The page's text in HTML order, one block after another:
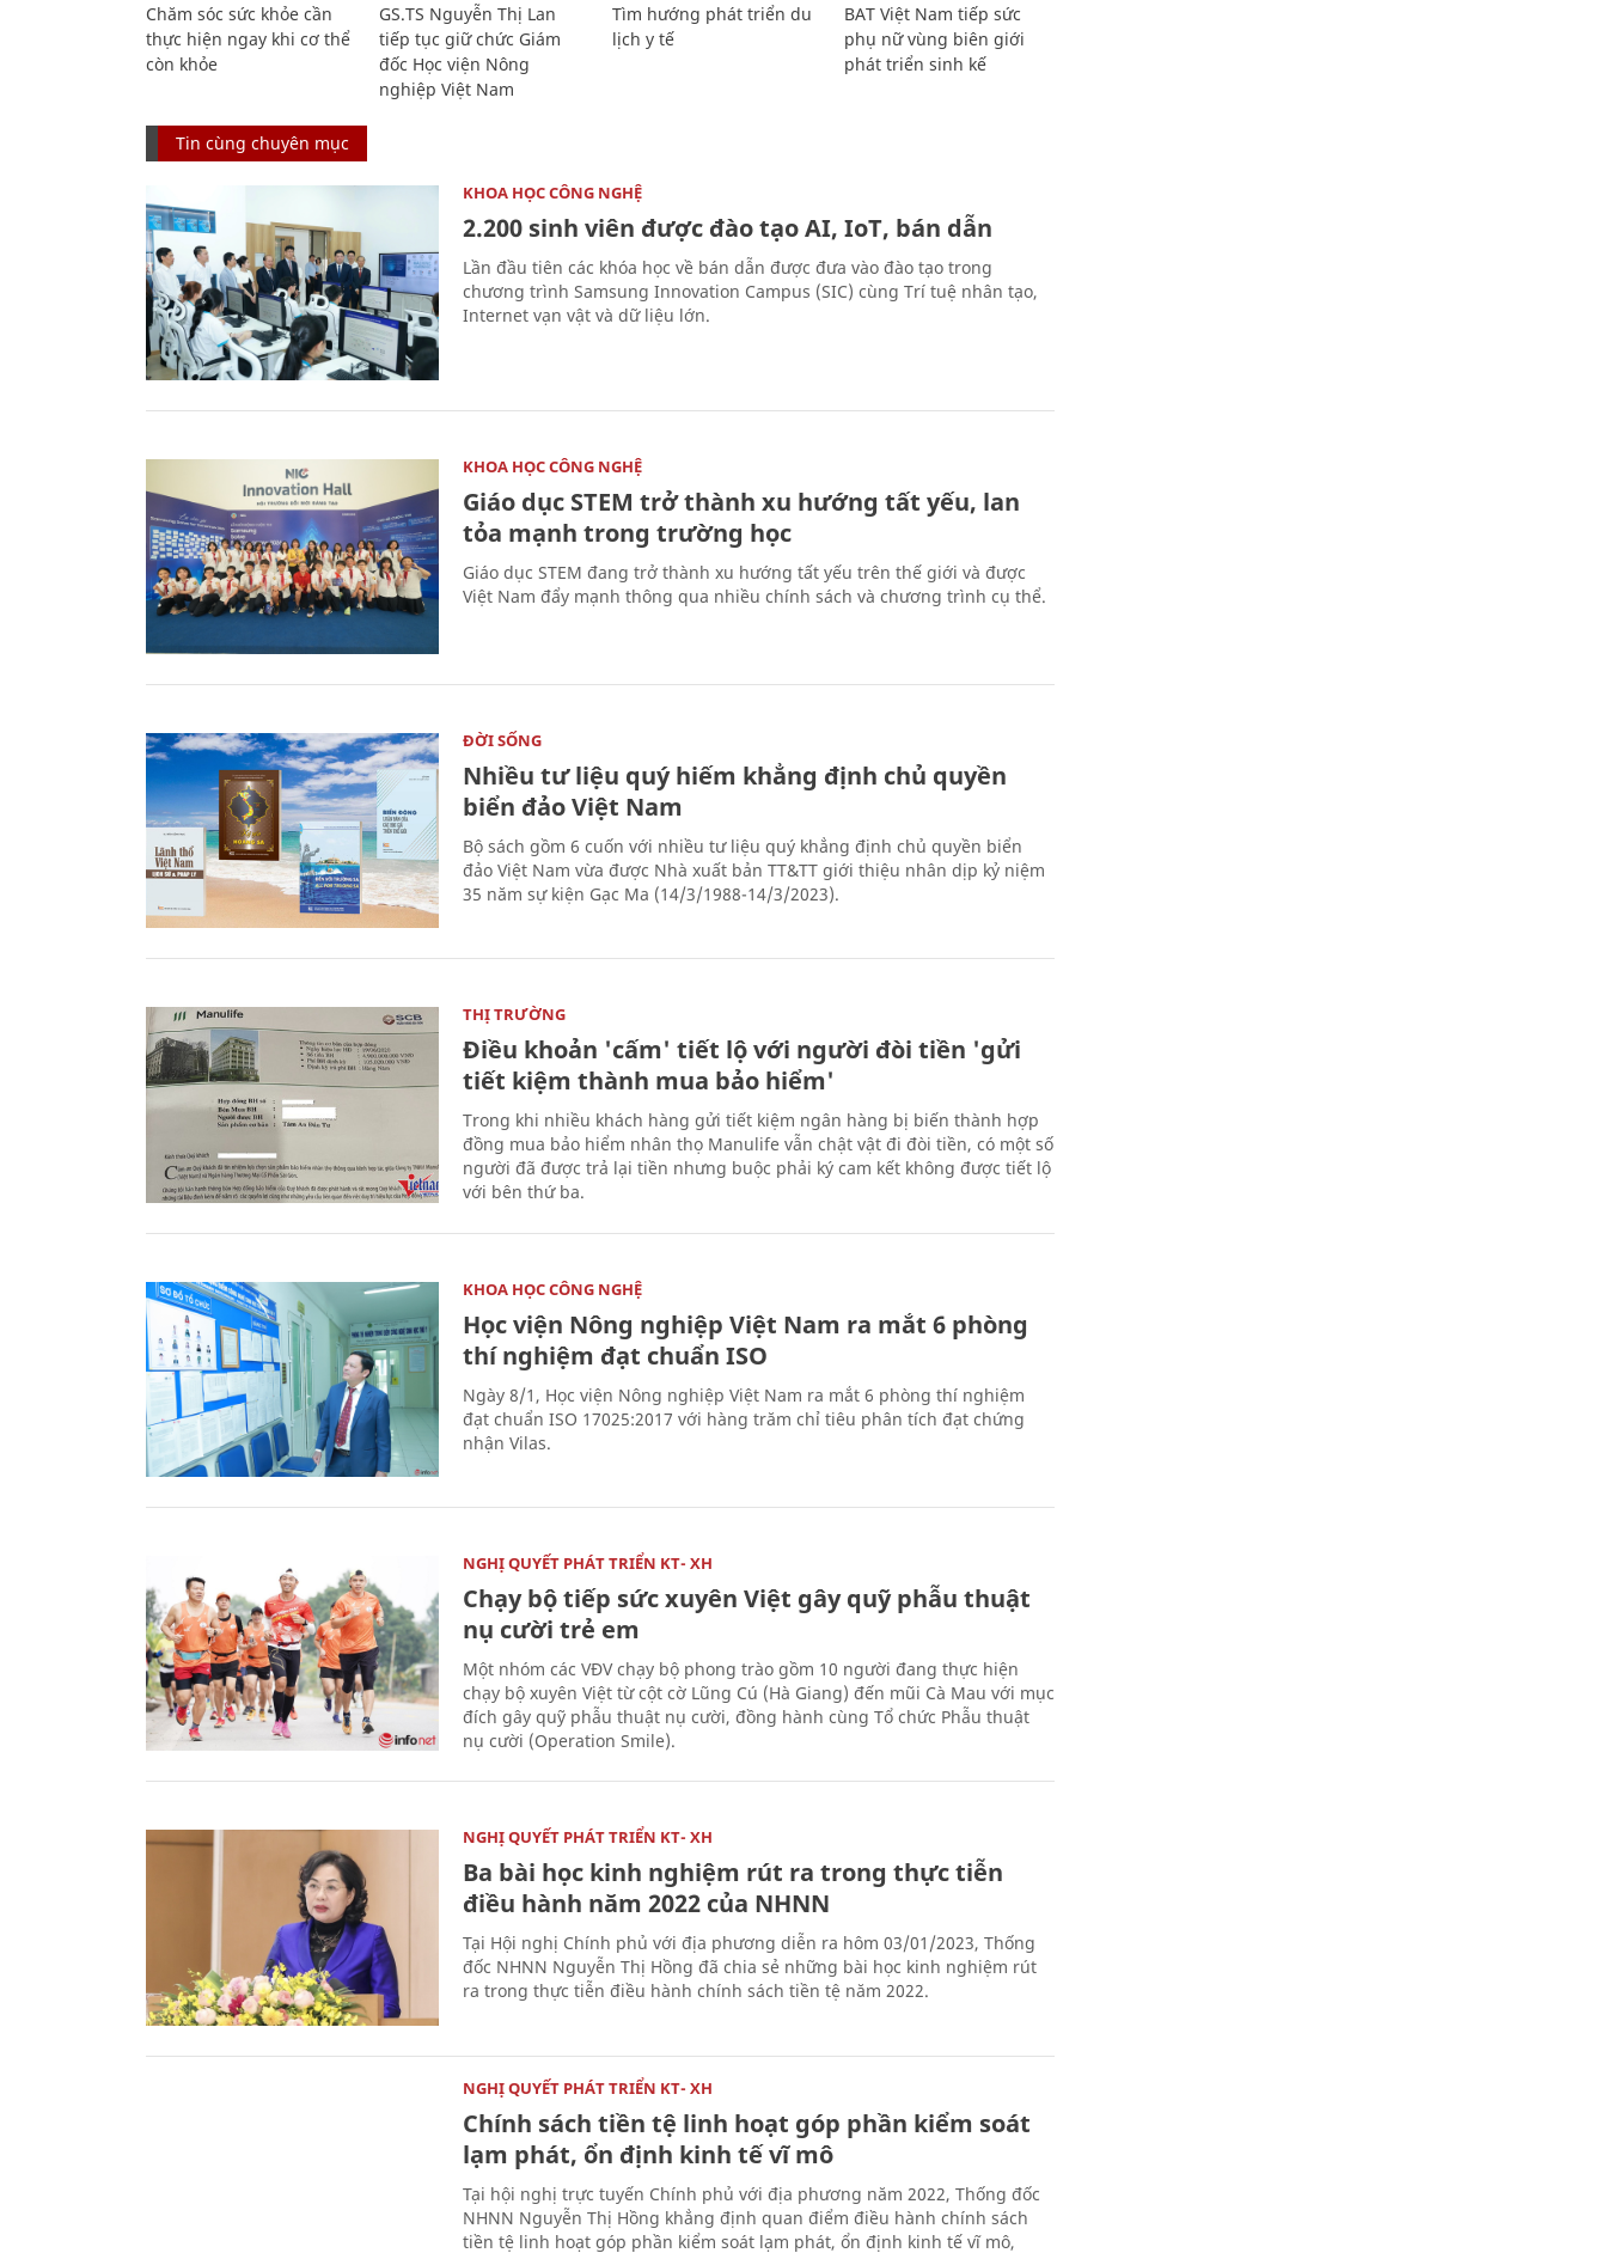
Chăm sóc sức khỏe cần
thực hiện ngay khi cơ thể
còn khỏe
GS.TS Nguyễn Thị Lan
tiếp tục giữ chức Giám
đốc Học viện Nông
nghiệp Việt Nam
Tìm hướng phát triển du
lịch y tế
BAT Việt Nam tiếp sức
phụ nữ vùng biên giới
phát triển sinh kế
Tin cùng chuyên mục
KHOA HỌC CÔNG NGHỆ
2.200 sinh viên được đào tạo AI, IoT, bán dẫn
Lần đầu tiên các khóa học về bán dẫn được đưa vào đào tạo trong
chương trình Samsung Innovation Campus (SIC) cùng Trí tuệ nhân tạo,
Internet vạn vật và dữ liệu lớn.
KHOA HỌC CÔNG NGHỆ
Giáo dục STEM trở thành xu hướng tất yếu, lan
tỏa mạnh trong trường học
Giáo dục STEM đang trở thành xu hướng tất yếu trên thế giới và được
Việt Nam đẩy mạnh thông qua nhiều chính sách và chương trình cụ thể.
ĐỜI SỐNG
Nhiều tư liệu quý hiếm khẳng định chủ quyền
biển đảo Việt Nam
Bộ sách gồm 6 cuốn với nhiều tư liệu quý khẳng định chủ quyền biển
đảo Việt Nam vừa được Nhà xuất bản TT&TT giới thiệu nhân dịp kỷ niệm
35 năm sự kiện Gạc Ma (14/3/1988-14/3/2023).
THỊ TRƯỜNG
Điều khoản 'cấm' tiết lộ với người đòi tiền 'gửi
tiết kiệm thành mua bảo hiểm'
Trong khi nhiều khách hàng gửi tiết kiệm ngân hàng bị biến thành hợp
đồng mua bảo hiểm nhân thọ Manulife vẫn chật vật đi đòi tiền, có một số
người đã được trả lại tiền nhưng buộc phải ký cam kết không được tiết lộ
với bên thứ ba.
KHOA HỌC CÔNG NGHỆ
Học viện Nông nghiệp Việt Nam ra mắt 6 phòng
thí nghiệm đạt chuẩn ISO
Ngày 8/1, Học viện Nông nghiệp Việt Nam ra mắt 6 phòng thí nghiệm
đạt chuẩn ISO 17025:2017 với hàng trăm chỉ tiêu phân tích đạt chứng
nhận Vilas.
NGHỊ QUYẾT PHÁT TRIỂN KT- XH
Chạy bộ tiếp sức xuyên Việt gây quỹ phẫu thuật
nụ cười trẻ em
Một nhóm các VĐV chạy bộ phong trào gồm 10 người đang thực hiện
chạy bộ xuyên Việt từ cột cờ Lũng Cú (Hà Giang) đến mũi Cà Mau với mục
đích gây quỹ phẫu thuật nụ cười, đồng hành cùng Tổ chức Phẫu thuật
nụ cười (Operation Smile).
NGHỊ QUYẾT PHÁT TRIỂN KT- XH
Ba bài học kinh nghiệm rút ra trong thực tiễn
điều hành năm 2022 của NHNN
Tại Hội nghị Chính phủ với địa phương diễn ra hôm 03/01/2023, Thống
đốc NHNN Nguyễn Thị Hồng đã chia sẻ những bài học kinh nghiệm rút
ra trong thực tiễn điều hành chính sách tiền tệ năm 2022.
NGHỊ QUYẾT PHÁT TRIỂN KT- XH
Chính sách tiền tệ linh hoạt góp phần kiểm soát
lạm phát, ổn định kinh tế vĩ mô
Tại hội nghị trực tuyến Chính phủ với địa phương năm 2022, Thống đốc
NHNN Nguyễn Thị Hồng khẳng định quan điểm điều hành chính sách
tiền tệ linh hoạt góp phần kiểm soát lạm phát, ổn định kinh tế vĩ mô,